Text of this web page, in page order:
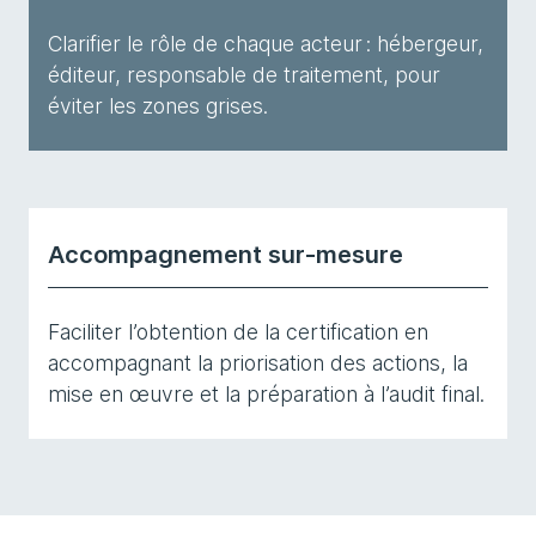
Clarifier le rôle de chaque acteur : hébergeur,
éditeur, responsable de traitement, pour
éviter les zones grises.
Accompagnement sur-mesure
Faciliter l’obtention de la certification en
accompagnant la priorisation des actions, la
mise en œuvre et la préparation à l’audit final.